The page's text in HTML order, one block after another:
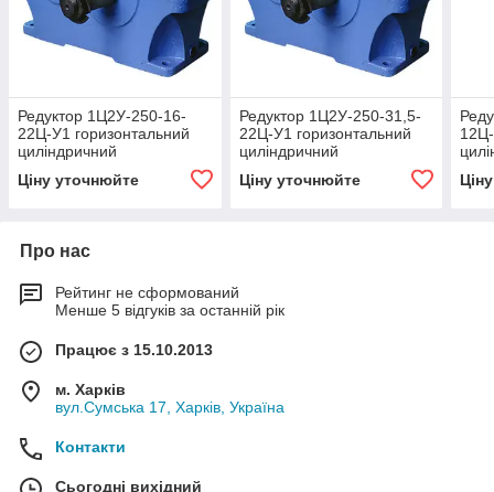
Редуктор 1Ц2У-250-16-
22Ц-У1 горизонтальний
циліндричний
Ціну уточнюйте
Редуктор 1Ц2У-250-31,5-
22Ц-У1 горизонтальний
циліндричний
Ціну уточнюйте
Про нас
Рейтинг не сформований
Менше 5 відгуків за останній рік
Працює з 15.10.2013
м. Харків
вул.Сумська 17, Харків, Україна
Контакти
Сьогодні вихідний